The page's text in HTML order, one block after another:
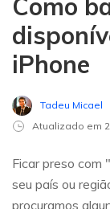
Como
iPhone
Tadeu Micael
Atualizado em
Ficar preso com
seu país ou
procuramos